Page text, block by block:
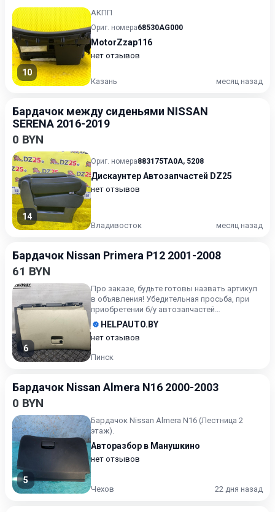
10
АКПП
Ориг. номера68530AG000
MotorZzap116
нет отзывов
Казань месяц назад
Бардачок между сиденьями NISSAN
SERENA 2016-2019
0 BYN
14
Ориг. номера883175TA0A, 5208
Дискаунтер Автозапчастей DZ25
нет отзывов
Владивосток месяц назад
Бардачок Nissan Primera P12 2001-2008
61 BYN
6
Про заказе, будьте готовы назвать артикул
в объявления! Убедительная просьба, при
приобретении б/у автозапчастей
внимательно подходите к воп...
HELPAUTO.BY
нет отзывов
Пинск
Бардачок Nissan Almera N16 2000-2003
0 BYN
5
Бардачок Nissan Almera N16 (Лестница 2
этаж).
Авторазбор в Манушкино
нет отзывов
Чехов 22 дня назад